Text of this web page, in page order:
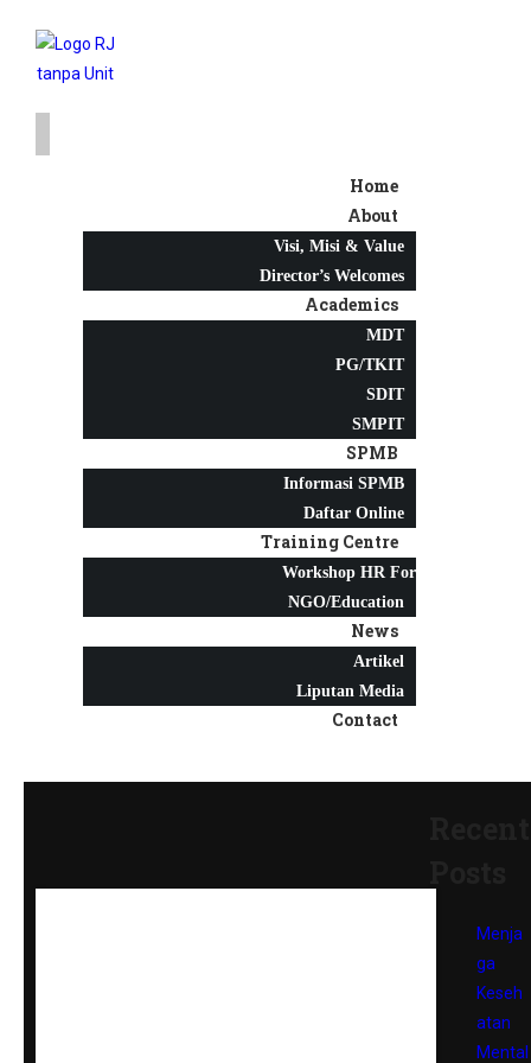
Home
About
Visi, Misi & Value
Director’s Welcomes
Academics
MDT
PG/TKIT
SDIT
SMPIT
SPMB
Informasi SPMB
Daftar Online
Training Centre
Workshop HR For
NGO/Education
News
Artikel
Liputan Media
Contact
Menja
ga
Keseh
atan
Mental